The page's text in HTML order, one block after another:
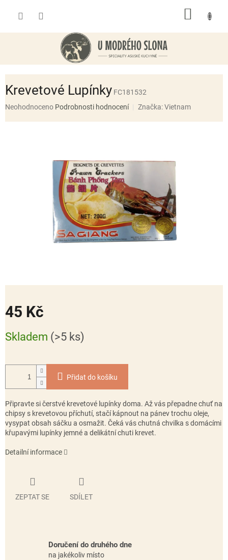
Krevetové Lupínky FC181532
Průměrné
Neohodnoceno Podrobnosti hodnocení Značka:Vietnam
45 Kč
cena:
Skladem (>5 ks)
Přidat do košíku
Připravte si čerstvé krevetové lupínky doma. Až vás přepadne chuť na
chipsy s krevetovou příchutí, stačí kápnout na pánev trochu oleje,
vysypat obsah sáčku a osmažit. Čeká vás chutná chvilka s domácími
křupavými lupínky jemné a delikátní chuti krevet.
Detailní informace
ZEPTAT SE SDÍLET
Doručení do druhého dne
na jakékoliv místo